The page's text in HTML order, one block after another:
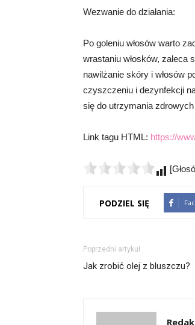
Wezwanie do działania:
Po goleniu włosów warto
wrastaniu włosków, zaleca
nawilżanie skóry i włosów
czyszczeniu i dezynfekcji
się do utrzymania zdrowych
Link tagu HTML: https://
PODZIEL SIĘ
Poprzedni artykuł
Jak zrobić olej z bluszczu?